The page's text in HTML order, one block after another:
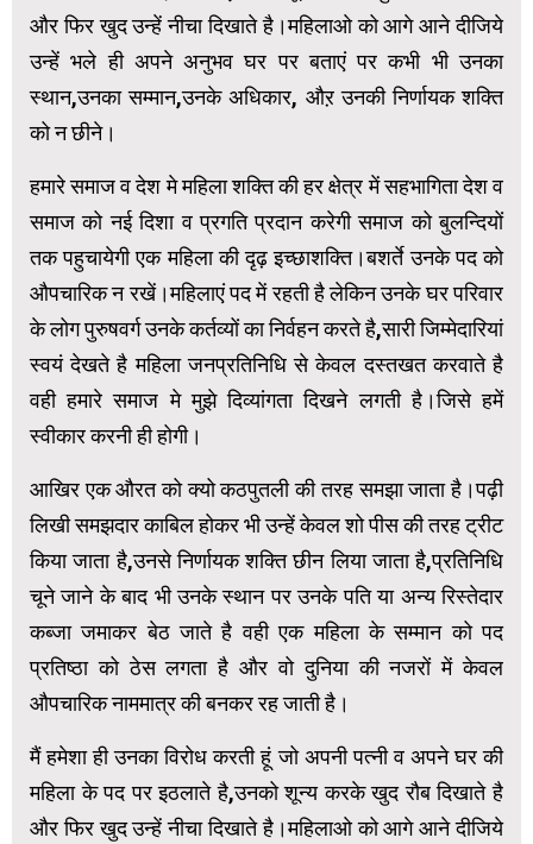
और फिर खुद उन्हें नीचा दिखाते है।महिलाओ को आगे आने दीजिये
उन्हें भले ही अपने अनुभव घर पर बताएं पर कभी भी उनका
स्थान,उनका सम्मान,उनके अधिकार, औऱ उनकी निर्णायक शक्ति
को न छीने।
हमारे समाज व देश मे महिला शक्ति की हर क्षेत्र में सहभागिता देश व
समाज को नई दिशा व प्रगति प्रदान करेगी समाज को बुलन्दियों
तक पहुचायेगी एक महिला की दृढ़ इच्छाशक्ति।बशर्ते उनके पद को
औपचारिक न रखें।महिलाएं पद में रहती है लेकिन उनके घर परिवार
के लोग पुरुषवर्ग उनके कर्तव्यों का निर्वहन करते है,सारी जिम्मेदारियां
स्वयं देखते है महिला जनप्रतिनिधि से केवल दस्तखत करवाते है
वही हमारे समाज मे मुझे दिव्यांगता दिखने लगती है।जिसे हमें
स्वीकार करनी ही होगी।
आखिर एक औरत को क्यो कठपुतली की तरह समझा जाता है।पढ़ी
लिखी समझदार काबिल होकर भी उन्हें केवल शो पीस की तरह ट्रीट
किया जाता है,उनसे निर्णायक शक्ति छीन लिया जाता है,प्रतिनिधि
चूने जाने के बाद भी उनके स्थान पर उनके पति या अन्य रिस्तेदार
कब्जा जमाकर बेठ जाते है वही एक महिला के सम्मान को पद
प्रतिष्ठा को ठेस लगता है और वो दुनिया की नजरों में केवल
औपचारिक नाममात्र की बनकर रह जाती है।
मैं हमेशा ही उनका विरोध करती हूं जो अपनी पत्नी व अपने घर की
महिला के पद पर इठलाते है,उनको शून्य करके खुद रौब दिखाते है
और फिर खुद उन्हें नीचा दिखाते है।महिलाओ को आगे आने दीजिये